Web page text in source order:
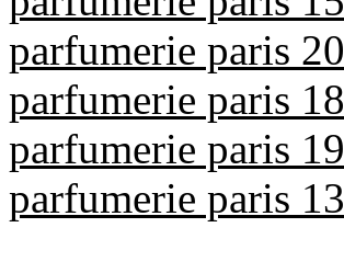
parfumerie paris 20
parfumerie paris 18
parfumerie paris 19
parfumerie paris 13